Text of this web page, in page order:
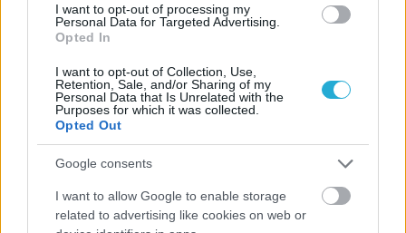
I want to opt-out of processing my
Personal Data for Targeted Advertising.
Opted In
I want to opt-out of Collection, Use,
Retention, Sale, and/or Sharing of my
Personal Data that Is Unrelated with the
Purposes for which it was collected.
Opted Out
Google consents
I want to allow Google to enable storage
related to advertising like cookies on web or